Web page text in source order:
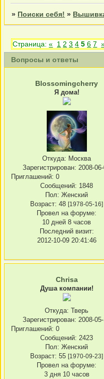
» Поиски себя! »
Вопросы и ответы
Страница:« 1 2 3 4 5 6 7
Blossomingcherry
Я дома!
Откуда: Москва
Зарегистрирован: 2008-
Приглашений: 0
Сообщений: 1848
Пол: Женский
Возраст: 48 [1978-05-16]
Провел на форуме:
10 дней 8 часов
Последний визит:
2012-10-09 20:41:46
Chrisa
Душа компании!
Откуда: Тверь
Зарегистрирован: 2008-
Приглашений: 0
Сообщений: 2423
Пол: Женский
Возраст: 55 [1970-09-23]
Провел на форуме:
3 дня 10 часов